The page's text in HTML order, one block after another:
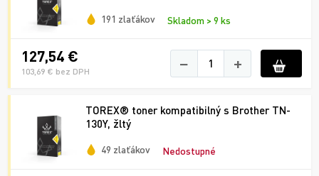
191 zlaťákov Skladom > 9 ks
127,54 €
103,69 € bez DPH − +
TOREX® toner kompatibilný s Brother TN-
130Y, žltý
49 zlaťákov Nedostupné